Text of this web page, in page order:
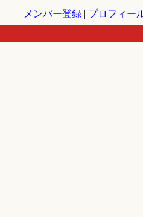
メンバー登録| プロフィー